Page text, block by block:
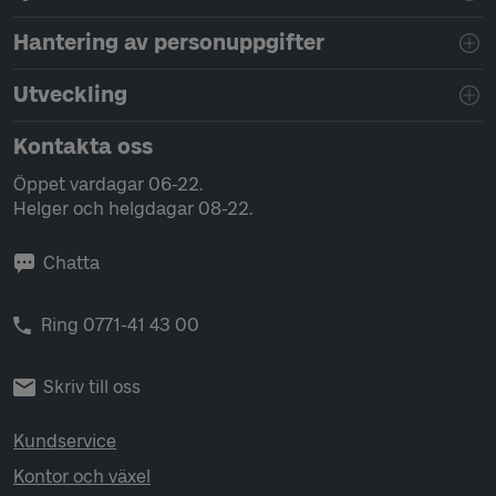
Hantering av personuppgifter
Utveckling
Kontakta oss
Öppet vardagar 06-22.
Helger och helgdagar 08-22.
Chatta
Ring 0771-41 43 00
Skriv till oss
Kundservice
Kontor och växel